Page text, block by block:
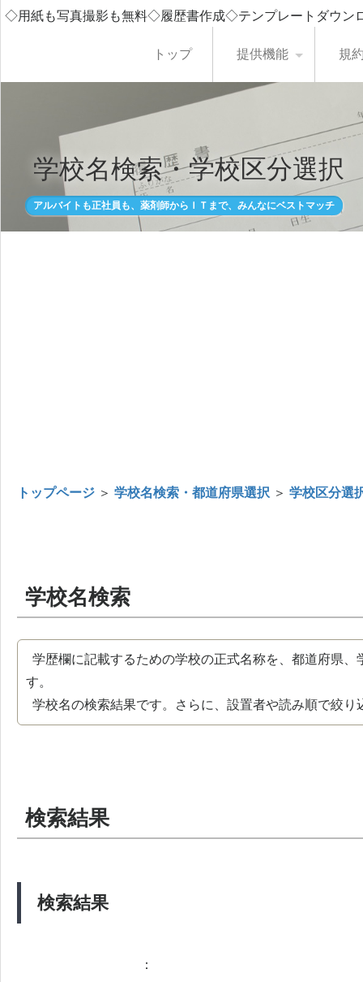
◇用紙も写真撮影も無料◇履歴書作成◇テンプレートダウ
トップ 提供機能 規
学校名検索・学校区分選択
アルバイトも正社員も、薬剤師からＩＴまで、みんなにベストマッチ
トップページ ＞ 学校名検索・都道府県選択 ＞ 学校区分選
学校名検索
学歴欄に記載するための学校の正式名称を、都道府県
す。
学校名の検索結果です。さらに、設置者や読み順で絞り
検索結果
検索結果
：